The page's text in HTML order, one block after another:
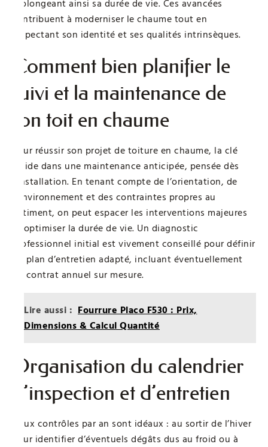
prolongeant ainsi sa durée de vie. Ces avancées
contribuent à moderniser le chaume tout en
respectant son identité et ses qualités intrinsèques.
Comment bien planifier le
suivi et la maintenance de
son toit en chaume
Pour réussir son projet de toiture en chaume, la clé
réside dans une maintenance anticipée, pensée dès
l’installation. En tenant compte de l’orientation, de
l’environnement et des contraintes propres au
bâtiment, on peut espacer les interventions majeures
et optimiser la durée de vie. Un diagnostic
professionnel initial est vivement conseillé pour définir
un plan d’entretien adapté, incluant éventuellement
un contrat annuel sur mesure.
Lire aussi : Fourrure Placo F530 : Prix,
Dimensions & Calcul Quantité
Organisation du calendrier
d’inspection et d’entretien
Deux contrôles par an sont idéaux : au sortir de l’hiver
pour identifier d’éventuels dégâts dus au froid ou à